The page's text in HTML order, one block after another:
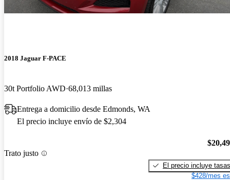
2018 Jaguar F-PACE
30t Portfolio AWD 68,013 millas
Entrega a domicilio desde Edmonds, WA
El precio incluye envío de $2,304
Trato justo
El precio incluye tasas
$428/mes